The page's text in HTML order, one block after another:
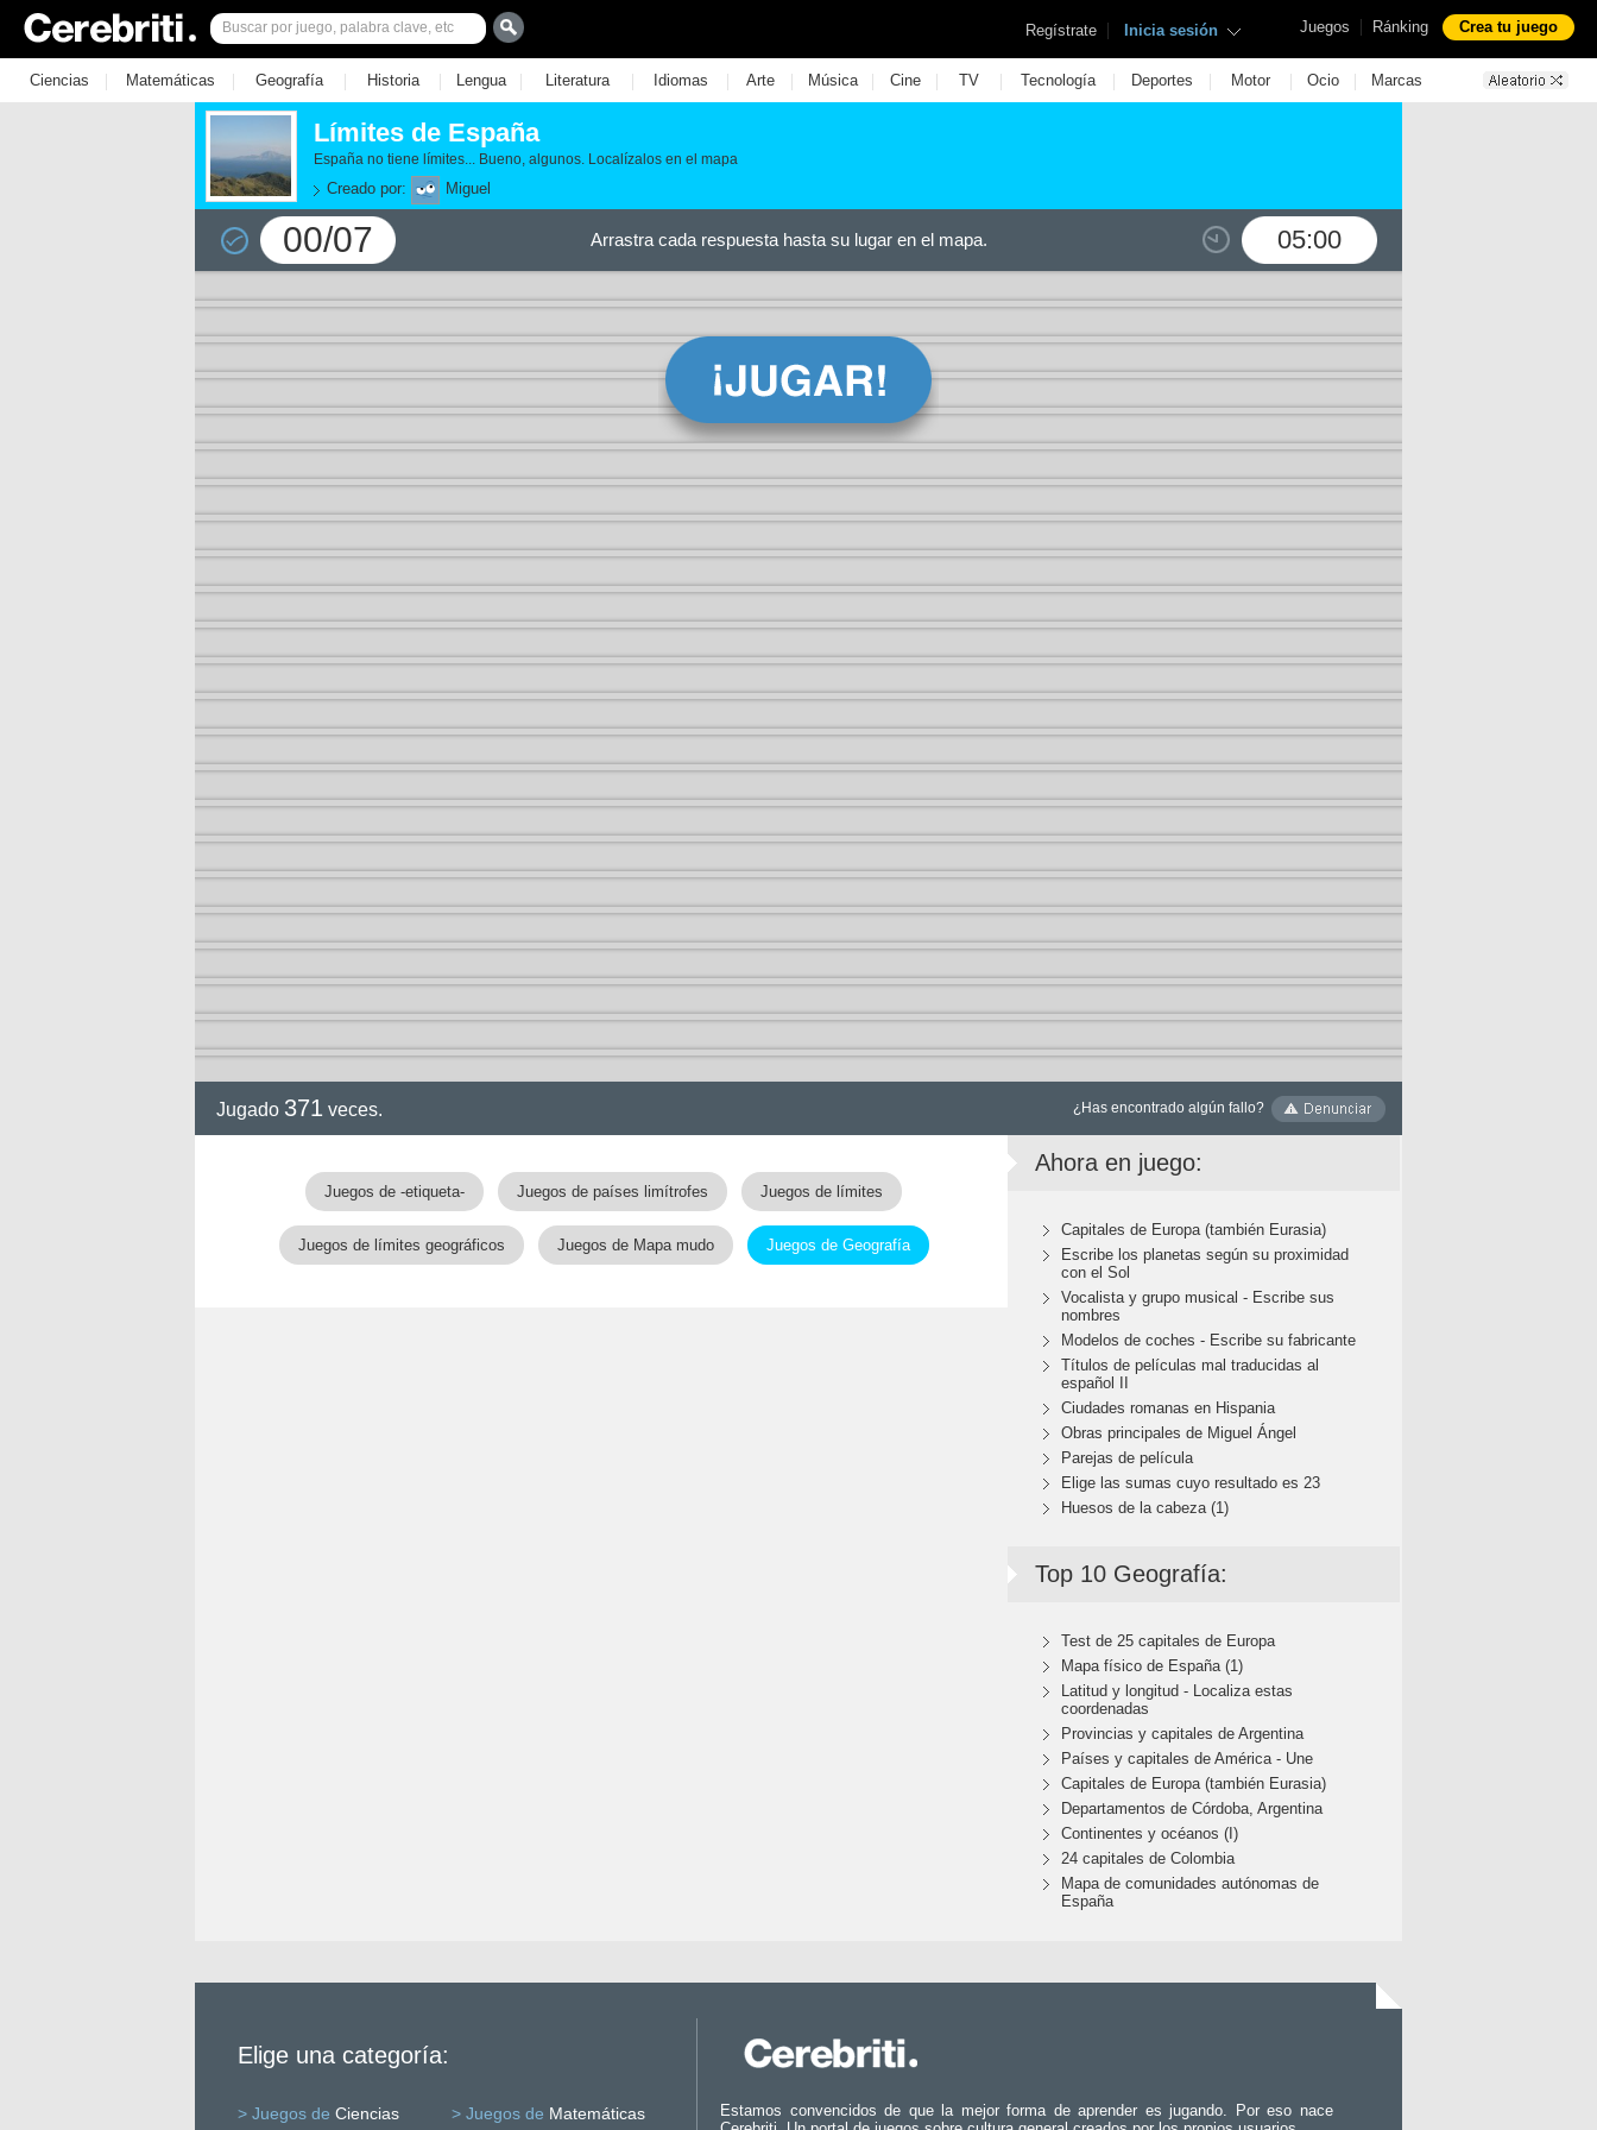
Juegos | Ránking Crea tu juego
Regístrate | Inicia sesión
Ciencias | Matemáticas | Geografía | Historia | Lengua | Literatura | Idiomas | Arte | Música | Cine | TV | Tecnología | Deportes | Motor | Ocio | Marcas
Límites de España
España no tiene límites... Bueno, algunos. Localízalos en el mapa
Creado por: Miguel
00/07 05:00
Arrastra cada respuesta hasta su lugar en el mapa.
Jugado 371 veces. ¿Has encontrado algún fallo?
Juegos de -etiqueta- Juegos de países limítrofes Juegos de límites
Juegos de límites geográficos Juegos de Mapa mudo Juegos de Geografía
Ahora en juego:
Capitales de Europa (también Eurasia)
Escribe los planetas según su proximidad
con el Sol
Vocalista y grupo musical - Escribe sus
nombres
Modelos de coches - Escribe su fabricante
Títulos de películas mal traducidas al
español II
Ciudades romanas en Hispania
Obras principales de Miguel Ángel
Parejas de película
Elige las sumas cuyo resultado es 23
Huesos de la cabeza (1)
Top 10 Geografía:
Test de 25 capitales de Europa
Mapa físico de España (1)
Latitud y longitud - Localiza estas
coordenadas
Provincias y capitales de Argentina
Países y capitales de América - Une
Capitales de Europa (también Eurasia)
Departamentos de Córdoba, Argentina
Continentes y océanos (I)
24 capitales de Colombia
Mapa de comunidades autónomas de
España
Elige una categoría:
> Juegos de Ciencias > Juegos de Matemáticas
Estamos convencidos de que la mejor forma de aprender es jugando. Por eso nace